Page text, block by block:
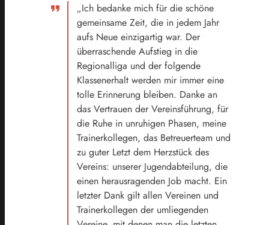
„Ich bedanke mich für die schöne
gemeinsame Zeit, die in jedem Jahr
aufs Neue einzigartig war. Der
überraschende Aufstieg in die
Regionalliga und der folgende
Klassenerhalt werden mir immer eine
tolle Erinnerung bleiben. Danke an
das Vertrauen der Vereinsführung, für
die Ruhe in unruhigen Phasen, meine
Trainerkollegen, das Betreuerteam und
zu guter Letzt dem Herzstück des
Vereins: unserer Jugendabteilung, die
einen herausragenden Job macht. Ein
letzter Dank gilt allen Vereinen und
Trainerkollegen der umliegenden